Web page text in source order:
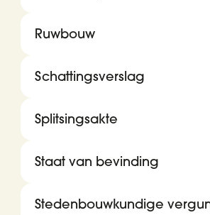
Ruwbouw
Schattingsverslag
Splitsingsakte
Staat van bevinding
Stedenbouwkundige